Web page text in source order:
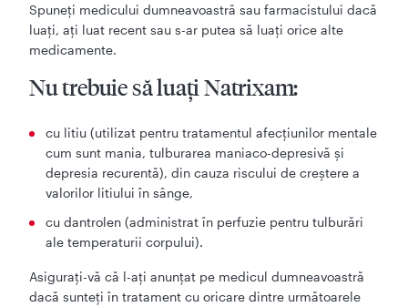
Spuneţi medicului dumneavoastră sau farmacistului dacă
luaţi, aţi luat recent sau s-ar putea să luaţi orice alte
medicamente.
Nu trebuie să luaţi Natrixam:
cu litiu (utilizat pentru tratamentul afecţiunilor mentale
cum sunt mania, tulburarea maniaco-depresivă şi
depresia recurentă), din cauza riscului de creştere a
valorilor litiului în sânge,
cu dantrolen (administrat în perfuzie pentru tulburări
ale temperaturii corpului).
Asiguraţi-vă că l-aţi anunţat pe medicul dumneavoastră
dacă sunteţi în tratament cu oricare dintre următoarele